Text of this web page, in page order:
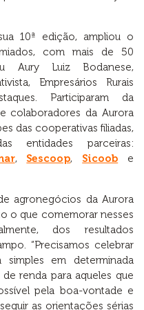
10ª edição, ampliou o
com mais de 50
Aury Luiz Bodanese,
Empresários Rurais
Participaram da
colaboradores da Aurora
das cooperativas filiadas,
entidades parceiras:
, Sescoop, Sicoob e
agronegócios da Aurora
o que comemorar nesses
dos resultados
“Precisamos celebrar
em determinada
renda para aqueles que
pela boa-vontade e
as orientações sérias